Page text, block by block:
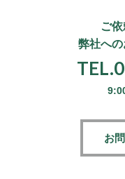
ご
弊社へ
お